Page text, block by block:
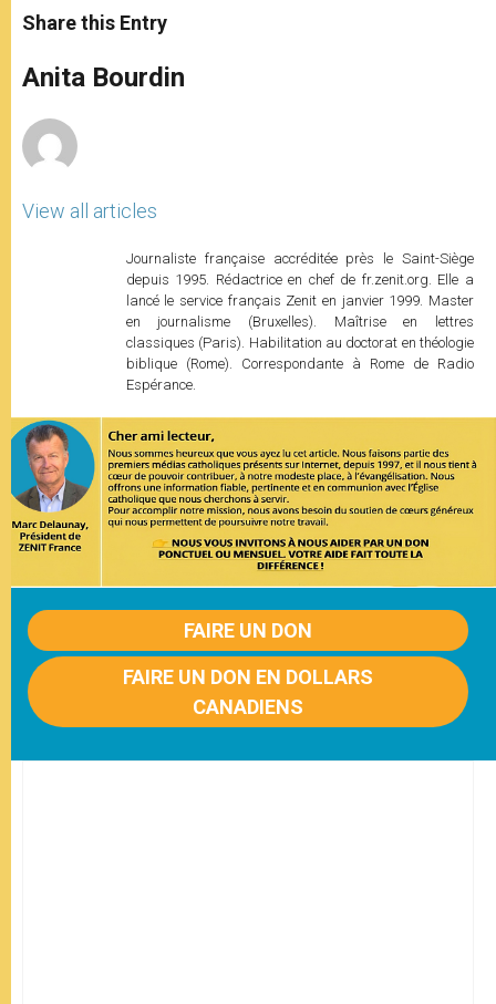
t
s
p
p
s
e
g
e
e
b
o
k
r
Share this Entry
Anita Bourdin
View all articles
Journaliste française accréditée près le Saint-Siège
depuis 1995. Rédactrice en chef de fr.zenit.org. Elle a
lancé le service français Zenit en janvier 1999. Master
en journalisme (Bruxelles). Maîtrise en lettres
classiques (Paris). Habilitation au doctorat en théologie
biblique (Rome). Correspondante à Rome de Radio
Espérance.
FAIRE UN DON
FAIRE UN DON EN DOLLARS
CANADIENS